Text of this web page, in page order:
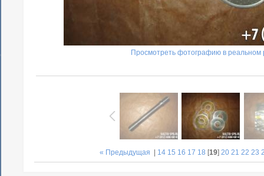
Просмотреть фотографию в реальном
« Предыдущая 14 15 16 17 18 [19] 20 21 22 23